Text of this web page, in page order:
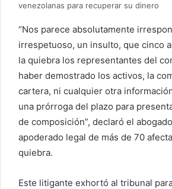
venezolanas para recuperar su dinero
“Nos parece absolutamente
irrespetuoso, un insulto, que cinco
la quiebra los representantes del
haber demostrado los activos, la
cartera, ni cualquier otra
una prórroga del plazo para
de composición”, declaró el abogado
apoderado legal de más de 70
quiebra.
Este litigante exhortó al tribunal